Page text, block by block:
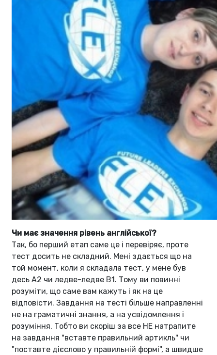
Чи має значення рівень англійської?
Так, бо перший етап саме це і перевіряє, проте
тест досить не складний. Мені здається що на
той момент, коли я складала тест, у мене був
десь А2 чи ледве-ледве B1. Тому ви повинні
розуміти, що саме вам кажуть і як на це
відповісти. Завдання на тесті більше направленні
не на граматичні знання, а на усвідомлення і
розуміння. Тобто ви скоріш за все НЕ натрапите
на завдання "вставте правильний артикль" чи
"поставте дієслово у правильній формі", а швидше